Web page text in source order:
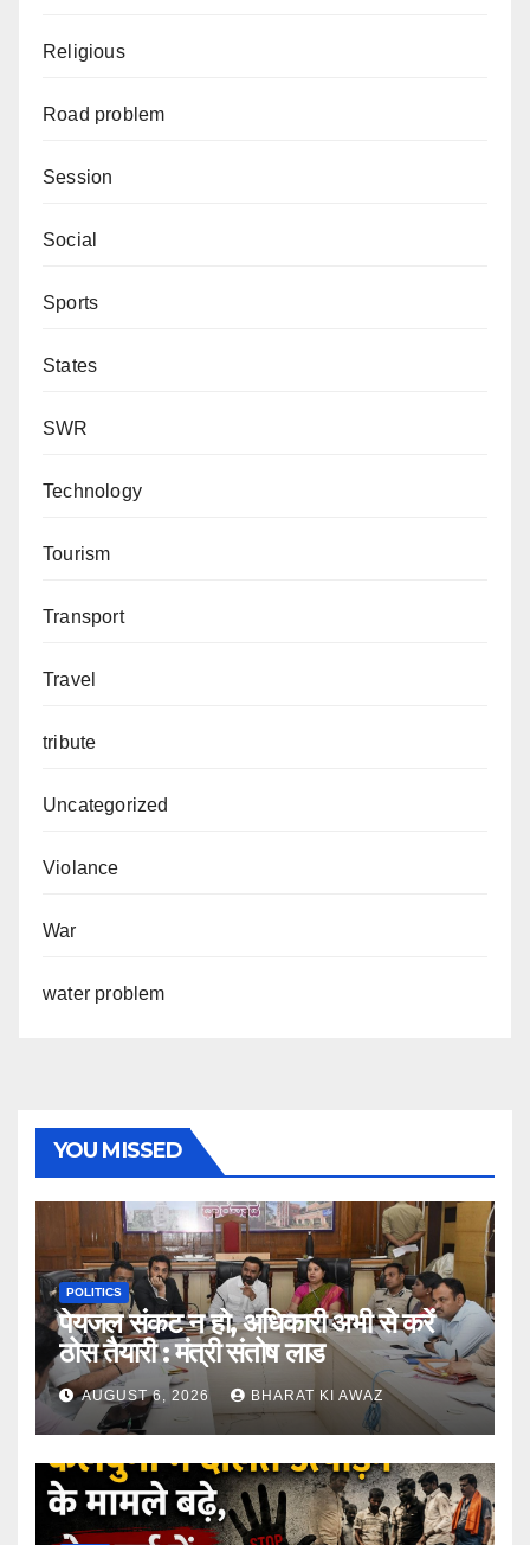
Religious
Road problem
Session
Social
Sports
States
SWR
Technology
Tourism
Transport
Travel
tribute
Uncategorized
Violance
War
water problem
YOU MISSED
POLITICS
पेयजल संकट न हो, अधिकारी अभी से करें
ठोस तैयारी : मंत्री संतोष लाड
AUGUST 6, 2026 BHARAT KI AWAZ